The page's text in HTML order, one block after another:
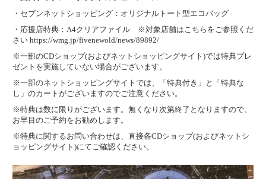
・セブンネットショッピング：オリジナルトート型エコバッグ
・応援店特典：A4クリアファイル ※対象店舗はこちらをご参照くだ
さい https://wmg.jp/fivenewold/news/89892/
※一部のCDショップ(およびネットショッピングサイト)では特典プレ
ゼントを実施していない場合がございます。
※一部のネットショッピングサイトでは、「特典付き」と「特典な
し」のカートがございますのでご注意ください。
※特典は数に限りがございます。無くなり次第終了となりますので、
お早目のご予約をお勧めします。
※特典に関するお問い合わせは、直接各CDショップ(およびネットシ
ョッピングサイト)にてご確認ください。